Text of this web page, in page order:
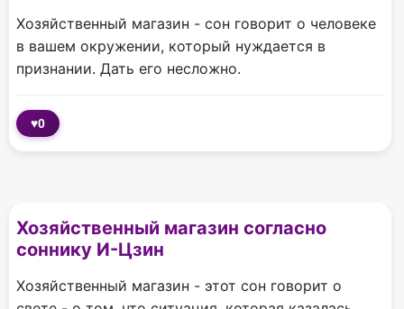
Хозяйственный магазин - сон говорит о человеке
в вашем окружении, который нуждается в
признании. Дать его несложно.
♥0
Хозяйственный магазин согласно
соннику И-Цзин
Хозяйственный магазин - этот сон говорит о